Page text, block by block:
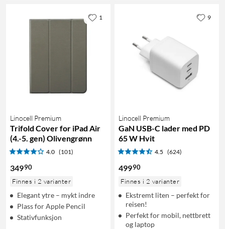
Linocell Premium
Trifold Cover for iPad Air
(4.-5. gen) Olivengrønn
4.0 (101)
34990
Finnes i 2 varianter
Elegant ytre – mykt indre
Plass for Apple Pencil
Stativfunksjon
1
Linocell Premium
GaN USB-C lader med PD
65 W Hvit
4.5 (624)
49990
Finnes i 2 varianter
Ekstremt liten – perfekt for
reisen!
Perfekt for mobil, nettbrett
og laptop
9